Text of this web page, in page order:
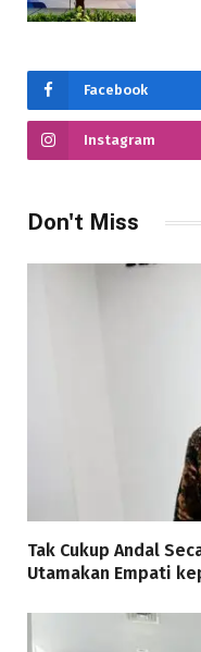
Facebook
Instagram
Don't Miss
Tak Cukup Andal
Utamakan Empati